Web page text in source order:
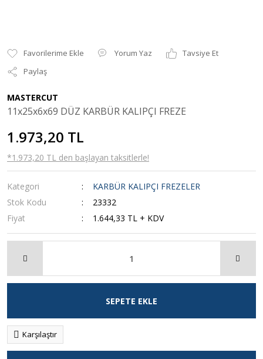
Yorum Yaz
Tavsiye Et
Paylaş
MASTERCUT
11x25x6x69 DÜZ KARBÜR KALIPÇI FREZE
1.973,20 TL
*1.973,20 TL den başlayan taksitlerle!
Kategori
KARBÜR KALIPÇI FREZELER
Stok Kodu
23332
Fiyat
1.644,33 TL + KDV
SEPETE EKLE
Karşılaştır